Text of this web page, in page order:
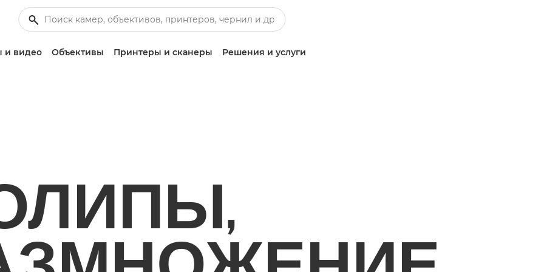
и видео Объективы Принтеры и сканеры Решения и услуги